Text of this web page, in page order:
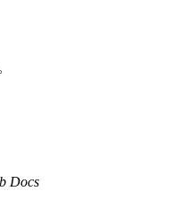
Docs